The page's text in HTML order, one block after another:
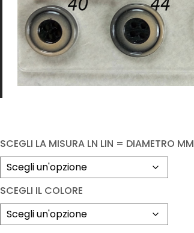
SCEGLI LA MISURA LN LIN = DIAMETRO MM
SCEGLI IL COLORE